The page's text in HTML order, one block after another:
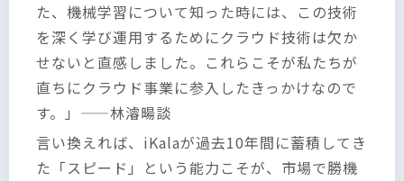
た、機械学習について知った時には、この技術
を深く学び運用するためにクラウド技術は欠か
せないと直感しました。これらこそが私たちが
直ちにクラウド事業に参入したきっかけなので
す。」——林濬暘談
言い換えれば、iKalaが過去10年間に蓄積してき
た「スピード」という能力こそが、市場で勝機